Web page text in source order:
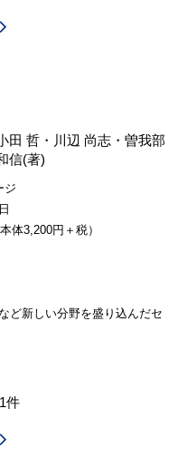
田 哲 ・ 川辺 尚志 ・曽我部
信(著)
ジ
体3,200円＋税）
ど新しい分野を盛り込んだセ
件